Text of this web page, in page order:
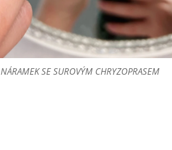
NÁRAMEK SE SUROVÝM CHRYZOPRASEM
NÁRAMEK SE SUROVÝM CHRYZOPRASEM